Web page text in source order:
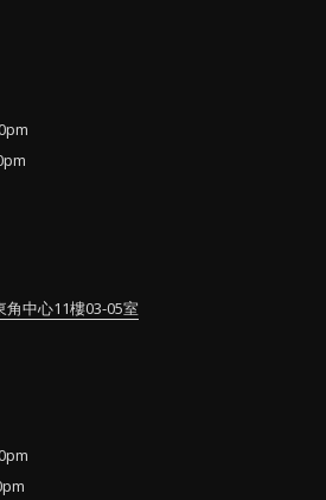
中心11樓03-05室